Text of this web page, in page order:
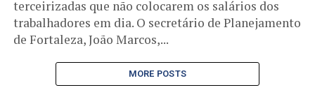
terceirizadas que não colocarem os salários dos
trabalhadores em dia. O secretário de Planejamento
de Fortaleza, João Marcos,...
MORE POSTS